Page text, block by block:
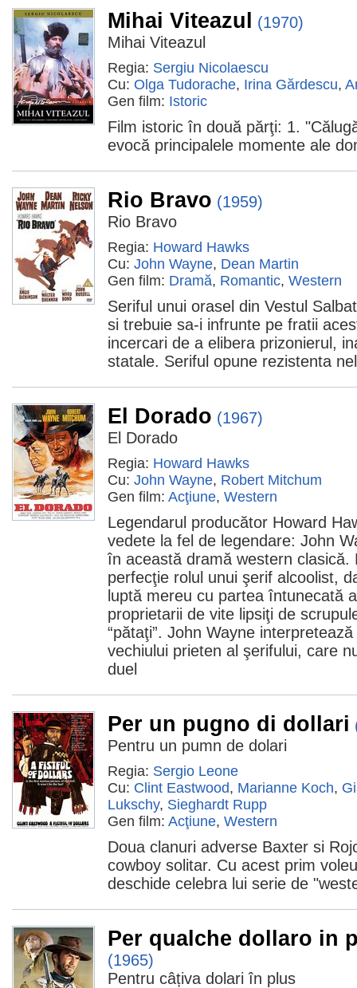
Mihai Viteazul (1970)
Mihai Viteazul
Regia: Sergiu Nicolaescu
Cu: Olga Tudorache, Irina Gărdescu,
Gen film: Istoric
Film istoric în două părţi: 1.
evocă principalele momente ale
Rio Bravo (1959)
Rio Bravo
Regia: Howard Hawks
Cu: John Wayne, Dean Martin
Gen film: Dramă, Romantic, Western
Seriful unui orasel din Vestul
si trebuie sa-i infrunte pe fratii
incercari de a elibera prizonierul,
statale. Seriful opune rezistenta
El Dorado (1967)
El Dorado
Regia: Howard Hawks
Cu: John Wayne, Robert Mitchum
Gen film: Acţiune, Western
Legendarul producător Howard
vedete la fel de legendare: John
în această dramă western clasică.
perfecţie rolul unui şerif alcoolist,
luptă mereu cu partea întunecată
proprietarii de vite lipsiţi de
“pătaţi”. John Wayne
vechiului prieten al şerifului, care
duel
Per un pugno di dollari
Pentru un pumn de dolari
Regia: Sergio Leone
Cu: Clint Eastwood, Marianne Koch,
Lukschy, Sieghardt Rupp
Gen film: Acţiune, Western
Doua clanuri adverse Baxter si
cowboy solitar. Cu acest prim
deschide celebra lui serie de
Per qualche dollaro in
(1965)
Pentru câțiva dolari în plus